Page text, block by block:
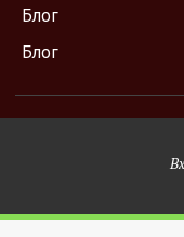
Блог
Блог